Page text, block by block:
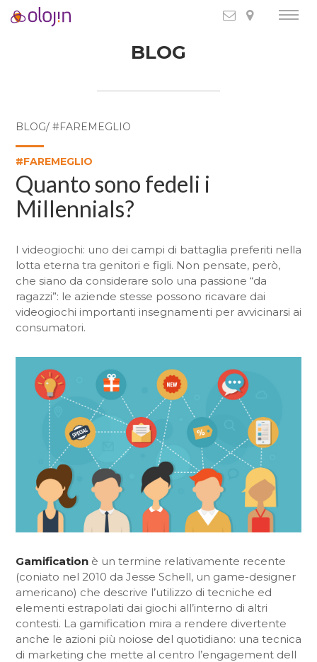
BLOG
BLOG/ #FAREMEGLIO
#FAREMEGLIO
Quanto sono fedeli i
Millennials?
I videogiochi: uno dei campi di battaglia preferiti nella
lotta eterna tra genitori e figli. Non pensate, però,
che siano da considerare solo una passione “da
ragazzi”: le aziende stesse possono ricavare dai
videogiochi importanti insegnamenti per avvicinarsi ai
consumatori.
Gamificationè un termine relativamente recente
(coniato nel 2010 da Jesse Schell, un game-designer
americano) che descrive l’utilizzo di tecniche ed
elementi estrapolati dai giochi all’interno di altri
contesti. La gamification mira a rendere divertente
anche le azioni più noiose del quotidiano: una tecnica
di marketing che mette al centro l’engagement dell